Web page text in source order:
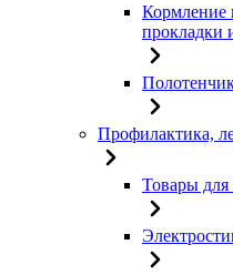
Кормление
прокладки
Профилактика,
Товары